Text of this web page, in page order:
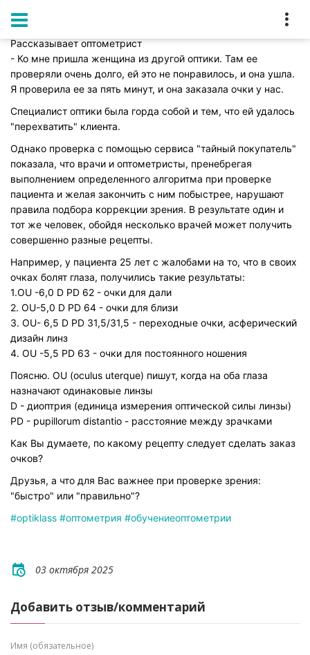
Рассказывает оптометрист
- Ко мне пришла женщина из другой оптики. Там ее
проверяли очень долго, ей это не понравилось, и она ушла.
Я проверила ее за пять минут, и она заказала очки у нас.
Специалист оптики была горда собой и тем, что ей удалось
"перехватить" клиента.
Однако проверка с помощью сервиса "тайный покупатель"
показала, что врачи и оптометристы, пренебрегая
выполнением определенного алгоритма при проверке
пациента и желая закончить с ним побыстрее, нарушают
правила подбора коррекции зрения. В результате один и
тот же человек, обойдя несколько врачей может получить
совершенно разные рецепты.
Например, у пациента 25 лет с жалобами на то, что в своих
очках болят глаза, получились такие результаты:
1.OU -6,0 D PD 62 - очки для дали
2. OU-5,0 D PD 64 - очки для близи
3. OU- 6,5 D PD 31,5/31,5 - переходные очки, асферический
дизайн линз
4. OU -5,5 PD 63 - очки для постоянного ношения
Поясню. OU (oculus uterque) пишут, когда на оба глаза
назначают одинаковые линзы
D - диоптрия (единица измерения оптической силы линзы)
PD - pupillorum distantio - раcстояние между зрачками
Как Вы думаете, по какому рецепту следует сделать заказ
очков?
Друзья, а что для Вас важнее при проверке зрения:
"быстро" или "правильно"?
#optiklass #оптометрия #обучениеоптометрии
03 октября 2025
Добавить отзыв/комментарий
Имя (обязательное)